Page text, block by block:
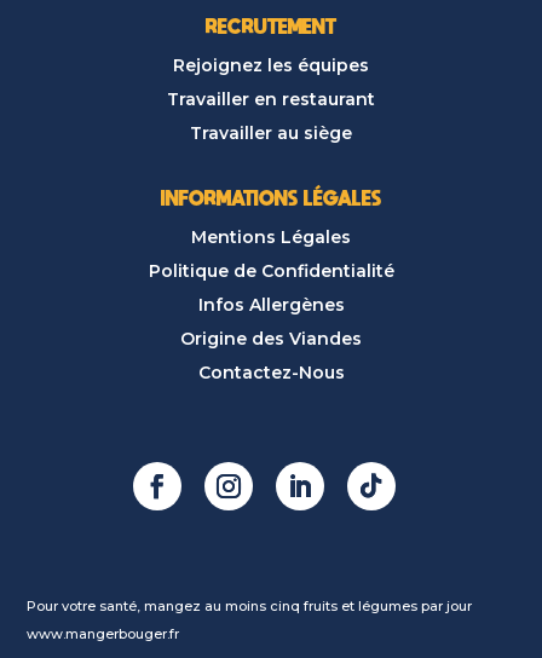
RECRUTEMENT
Rejoignez les équipes
Travailler en restaurant
Travailler au siège
INFORMATIONS LÉGALES
Mentions Légales
Politique de Confidentialité
Infos Allergènes
Origine des Viandes
Contactez-Nous
Pour votre santé, mangez au moins cinq fruits et légumes par jour
www.mangerbouger.fr